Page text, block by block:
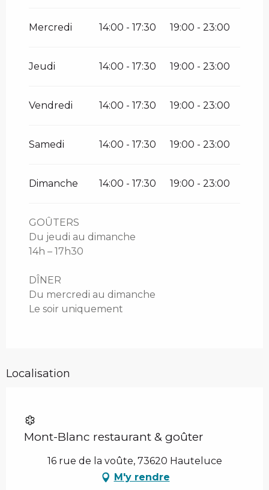
Mercredi 14:00 - 17:30 19:00 - 23:00
Jeudi 14:00 - 17:30 19:00 - 23:00
Vendredi 14:00 - 17:30 19:00 - 23:00
Samedi 14:00 - 17:30 19:00 - 23:00
Dimanche 14:00 - 17:30 19:00 - 23:00
GOÛTERS
Du jeudi au dimanche
14h – 17h30
DÎNER
Du mercredi au dimanche
Le soir uniquement
Localisation
Mont-Blanc restaurant & goûter
16 rue de la voûte, 73620 Hauteluce
M'y rendre